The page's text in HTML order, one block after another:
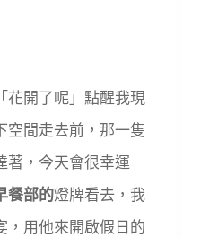
花開了呢」點醒我現
空間走去前，那一隻
著，今天會很幸運
餐部的燈牌看去，我
，用他來開啟假日的